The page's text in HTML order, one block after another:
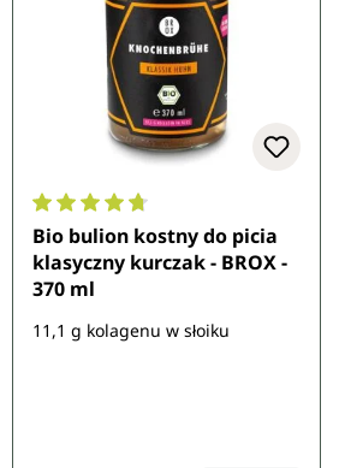
Średnia ocena 4.8 z 5 gwiazdek
Bio bulion kostny do picia
klasyczny kurczak - BROX -
370 ml
11,1 g kolagenu w słoiku